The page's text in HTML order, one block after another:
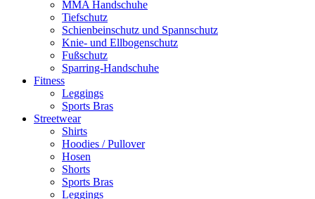
MMA Handschuhe
Tiefschutz
Schienbeinschutz und Spannschutz
Knie- und Ellbogenschutz
Fußschutz
Sparring-Handschuhe
Fitness
Leggings
Sports Bras
Streetwear
Shirts
Hoodies / Pullover
Hosen
Shorts
Sports Bras
Leggings